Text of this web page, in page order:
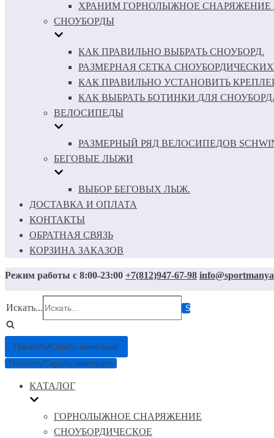
ХРАНИМ ГОРНОЛЫЖНОЕ
СНОУБОРДЫ
КАК ПРАВИЛЬНО ВЫБРАТЬ СНОУБОРД.
РАЗМЕРНАЯ СЕТКА
КАК ПРАВИЛЬНО УСТАНОВИТЬ
КАК ВЫБРАТЬ БОТИНКИ ДЛЯ
ВЕЛОСИПЕДЫ
РАЗМЕРНЫЙ РЯД ВЕЛОСИПЕДОВ
БЕГОВЫЕ ЛЫЖИ
ВЫБОР БЕГОВЫХ ЛЫЖ.
ДОСТАВКА И ОПЛАТА
КОНТАКТЫ
ОБРАТНАЯ СВЯЗЬ
КОРЗИНА ЗАКАЗОВ
Режим работы с 8:00-23:00 +7(812)947-67-98
Искать...
Показать/Скрыть навигацию
Показать/Скрыть навигацию
КАТАЛОГ
ГОРНОЛЫЖНОЕ СНАРЯЖЕНИЕ
СНОУБОРДИЧЕСКОЕ